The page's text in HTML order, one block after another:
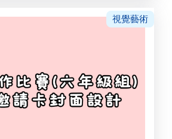
視覺藝術